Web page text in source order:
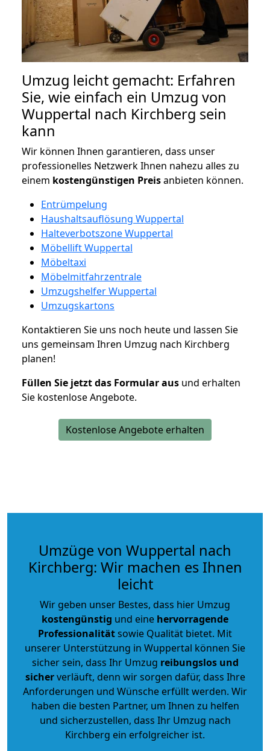
Umzug leicht gemacht: Erfahren
Sie, wie einfach ein Umzug von
Wuppertal nach Kirchberg sein
kann
Wir können Ihnen garantieren, dass unser
professionelles Netzwerk Ihnen nahezu alles zu
einem kostengünstigen Preisanbieten können.
Entrümpelung
Haushaltsauflösung Wuppertal
Halteverbotszone Wuppertal
Möbellift Wuppertal
Möbeltaxi
Möbelmitfahrzentrale
Umzugshelfer Wuppertal
Umzugskartons
Kontaktieren Sie uns noch heute und lassen Sie
uns gemeinsam Ihren Umzug nach Kirchberg
planen!
Füllen Sie jetzt das Formular aus und erhalten
Sie kostenlose Angebote.
Kostenlose Angebote erhalten
Umzüge von Wuppertal nach
Kirchberg: Wir machen es Ihnen
leicht
Wir geben unser Bestes, dass hier Umzug
kostengünstig und eine hervorragende
Professionalitätsowie Qualität bietet. Mit
unserer Unterstützung in Wuppertal können Sie
sicher sein, dass Ihr Umzug reibungslos und
sicherverläuft, denn wir sorgen dafür, dass Ihre
Anforderungen und Wünsche erfüllt werden. Wir
haben die besten Partner, um Ihnen zu helfen
und sicherzustellen, dass Ihr Umzug nach
Kirchberg ein erfolgreicher ist.